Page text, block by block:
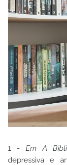
1 - Em A
depressiva e